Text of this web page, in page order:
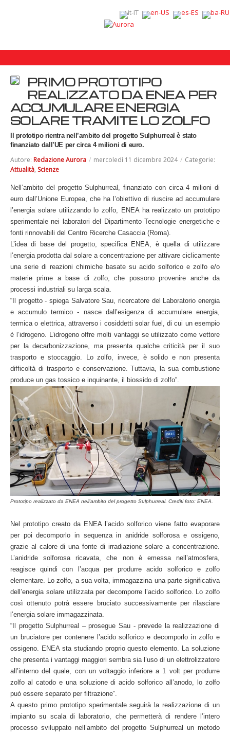
PRIMO PROTOTIPO
REALIZZATO DA ENEA PER
ACCUMULARE ENERGIA
SOLARE TRAMITE LO ZOLFO
Il prototipo rientra nell’ambito del progetto Sulphurreal è stato
finanziato dall’UE per circa 4 milioni di euro.
Autore: Redazione Aurora / mercoledì 11 dicembre 2024 / Categorie:
Attualità, Scienze
Nell’ambito del progetto Sulphurreal, finanziato con circa 4 milioni di
euro dall’Unione Europea, che ha l’obiettivo di riuscire ad accumulare
l’energia solare utilizzando lo zolfo, ENEA ha realizzato un prototipo
sperimentale nei laboratori del Dipartimento Tecnologie energetiche e
fonti rinnovabili del Centro Ricerche Casaccia (Roma).
L’idea di base del progetto, specifica ENEA, è quella di utilizzare
l’energia prodotta dal solare a concentrazione per attivare ciclicamente
una serie di reazioni chimiche basate su acido solforico e zolfo e/o
materie prime a base di zolfo, che possono provenire anche da
processi industriali su larga scala.
“Il progetto - spiega Salvatore Sau, ricercatore del Laboratorio energia
e accumulo termico - nasce dall’esigenza di accumulare energia,
termica o elettrica, attraverso i cosiddetti solar fuel, di cui un esempio
è l’idrogeno. L’idrogeno offre molti vantaggi se utilizzato come vettore
per la decarbonizzazione, ma presenta qualche criticità per il suo
trasporto e stoccaggio. Lo zolfo, invece, è solido e non presenta
difficoltà di trasporto e conservazione. Tuttavia, la sua combustione
produce un gas tossico e inquinante, il biossido di zolfo”.
Prototipo realizzato da ENEA nell'ambito del progetto Sulphurreal. Crediti foto: ENEA.
Nel prototipo creato da ENEA l’acido solforico viene fatto evaporare
per poi decomporlo in sequenza in anidride solforosa e ossigeno,
grazie al calore di una fonte di irradiazione solare a concentrazione.
L’anidride solforosa ricavata, che non è emessa nell’atmosfera,
reagisce quindi con l’acqua per produrre acido solforico e zolfo
elementare. Lo zolfo, a sua volta, immagazzina una parte significativa
dell’energia solare utilizzata per decomporre l’acido solforico. Lo zolfo
così ottenuto potrà essere bruciato successivamente per rilasciare
l’energia solare immagazzinata.
“Il progetto Sulphurreal – prosegue Sau - prevede la realizzazione di
un bruciatore per contenere l’acido solforico e decomporlo in zolfo e
ossigeno. ENEA sta studiando proprio questo elemento. La soluzione
che presenta i vantaggi maggiori sembra sia l’uso di un elettrolizzatore
all’interno del quale, con un voltaggio inferiore a 1 volt per produrre
zolfo al catodo e una soluzione di acido solforico all’anodo, lo zolfo
può essere separato per filtrazione”.
A questo primo prototipo sperimentale seguirà la realizzazione di un
impianto su scala di laboratorio, che permetterà di rendere l’intero
processo sviluppato nell’ambito del progetto Sulphurreal un metodo